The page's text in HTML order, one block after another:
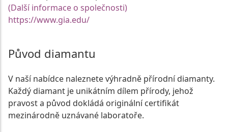
(Další informace o společnosti)
https://www.gia.edu/
Původ diamantu
V naší nabídce naleznete výhradně přírodní diamanty.
Každý diamant je unikátním dílem přírody, jehož
pravost a původ dokládá originální certifikát
mezinárodně uznávané laboratoře.